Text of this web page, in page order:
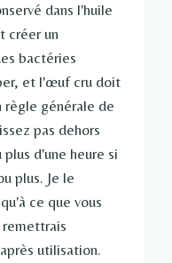
dans l'huile
créer un
bactéries
et l'œuf cru doit
règle générale de
pas dehors
d'une heure si
plus. Je le
ce que vous
remettrais
utilisation.